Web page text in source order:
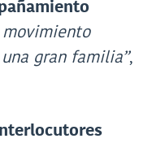
movimiento
gran familia”,